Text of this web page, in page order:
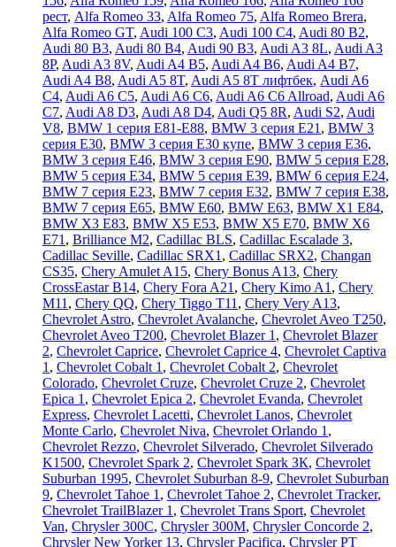
рест, Alfa Romeo 33, Alfa Romeo 75, Alfa Romeo Brera,
Alfa Romeo GT, Audi 100 C3, Audi 100 C4, Audi 80 B2,
Audi 80 B3, Audi 80 B4, Audi 90 B3, Audi A3 8L, Audi A3
8P, Audi A3 8V, Audi A4 B5, Audi A4 B6, Audi A4 B7,
Audi A4 B8, Audi A5 8T, Audi A5 8T лифтбек, Audi A6
C4, Audi A6 C5, Audi A6 C6, Audi A6 C6 Allroad, Audi A6
C7, Audi A8 D3, Audi A8 D4, Audi Q5 8R, Audi S2, Audi
V8, BMW 1 серия E81-E88, BMW 3 серия E21 , BMW 3
серия E30, BMW 3 серия E30 купе, BMW 3 серия E36,
BMW 3 серия E46, BMW 3 серия E90, BMW 5 серия E28,
BMW 5 серия E34, BMW 5 серия E39, BMW 6 серия E24,
BMW 7 серия E23, BMW 7 серия E32, BMW 7 серия E38,
BMW 7 серия E65, BMW E60, BMW E63, BMW X1 E84,
BMW X3 E83, BMW X5 E53, BMW X5 E70, BMW X6
E71 , Brilliance M2, Cadillac BLS, Cadillac Escalade 3,
Cadillac Seville, Cadillac SRX1 , Cadillac SRX2, Changan
CS35, Chery Amulet A15, Chery Bonus A13, Chery
CrossEastar B14, Chery Fora A21 , Chery Kimo A1 , Chery
M11 , Chery QQ, Chery Tiggo T11 , Chery Very A13,
Chevrolet Astro, Chevrolet Avalanche, Chevrolet Aveo T250,
Chevrolet Aveo Т200, Chevrolet Blazer 1 , Chevrolet Blazer
2, Chevrolet Caprice, Chevrolet Caprice 4, Chevrolet Captiva
1 , Chevrolet Cobalt 1 , Chevrolet Cobalt 2, Chevrolet
Colorado, Chevrolet Cruze, Chevrolet Cruze 2, Chevrolet
Epica 1 , Chevrolet Epica 2, Chevrolet Evanda, Chevrolet
Express, Chevrolet Lacetti, Chevrolet Lanos, Chevrolet
Monte Carlo, Chevrolet Niva, Chevrolet Orlando 1 ,
Chevrolet Rezzo, Chevrolet Silverado, Chevrolet Silverado
K1500, Chevrolet Spark 2, Chevrolet Spark ЗК, Chevrolet
Suburban 1995, Chevrolet Suburban 8-9, Chevrolet Suburban
9, Chevrolet Tahoe 1 , Chevrolet Tahoe 2, Chevrolet Tracker,
Chevrolet TrailBlazer 1 , Chevrolet Trans Sport, Chevrolet
Van, Chrysler 300C, Chrysler 300M, Chrysler Concorde 2,
Chrysler New Yorker 13, Chrysler Pacifica, Chrysler PT